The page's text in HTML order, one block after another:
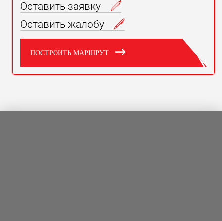
Оставить заявку
Оставить жалобу
ПОСТРОИТЬ МАРШРУТ